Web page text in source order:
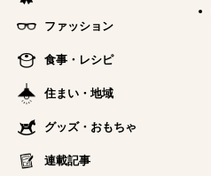
ファッション
食事・レシピ
住まい・地域
グッズ・おもちゃ
連載記事